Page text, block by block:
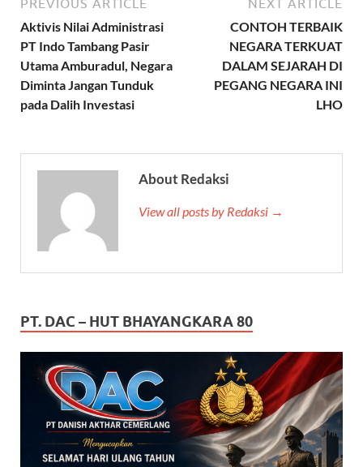
PREVIOUS ARTICLE
Aktivis Nilai Administrasi
PT Indo Tambang Pasir
Utama Amburadul, Negara
Diminta Jangan Tunduk
pada Dalih Investasi
NEXT ARTICLE
CONTOH TERBAIK
NEGARA TERKUAT
DALAM SEJARAH DI
PEGANG NEGARA INI
LHO
About Redaksi
View all posts by Redaksi →
PT. DAC – HUT BHAYANGKARA 80